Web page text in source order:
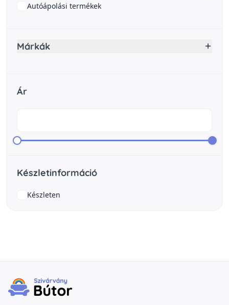
Autóápolási termékek
Márkák
Ár
Készletinformáció
Készleten